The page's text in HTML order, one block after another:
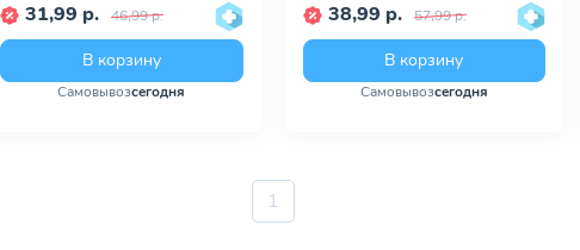
31,99 р. 46,99 р.
В корзину
Самовывозсегодня
38,99 р. 57,99 р.
В корзину
Самовывозсегодня
1